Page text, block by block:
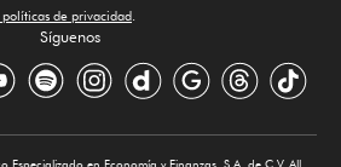
políticas de privacidad.
Síguenos
en Economía y Finanzas, S.A. de C.V. All